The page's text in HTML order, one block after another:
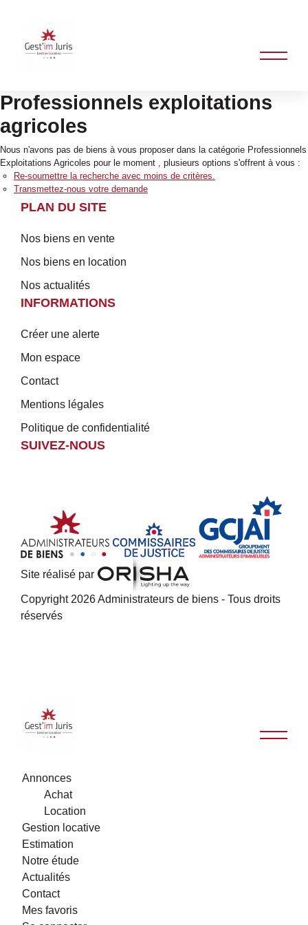
Professionnels exploitations
agricoles
Nous n'avons pas de biens à vous proposer dans la catégorie Professionnels
Exploitations Agricoles pour le moment , plusieurs options s'offrent à vous :
Re-soumettre la recherche avec moins de critères.
Transmettez-nous votre demande
PLAN DU SITE
Nos biens en vente
Nos biens en location
Nos actualités
INFORMATIONS
Créer une alerte
Mon espace
Contact
Mentions légales
Politique de confidentialité
SUIVEZ-NOUS
Site réalisé par
Copyright 2026 Administrateurs de biens - Tous droits
réservés
Annonces
Achat
Location
Gestion locative
Estimation
Notre étude
Actualités
Contact
Mes favoris